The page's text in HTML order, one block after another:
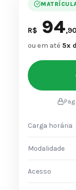
R$ 94,90
ou em até 5x
Carga horária
Modalidade
Acesso